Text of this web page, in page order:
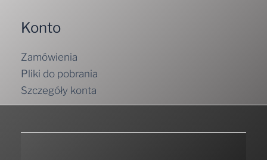
Konto
Zamówienia
Pliki do pobrania
Szczegóły konta